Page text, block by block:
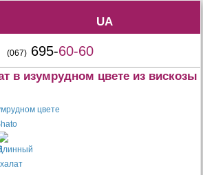
UA
UA
(067) 695-60-60
в изумрудном цвете из вискозы